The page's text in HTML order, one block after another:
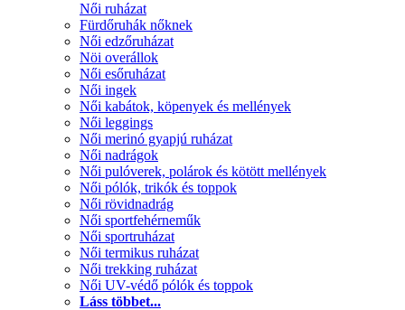
Női ruházat
Fürdőruhák nőknek
Női edzőruházat
Nöi overállok
Női esőruházat
Női ingek
Női kabátok, köpenyek és mellények
Női leggings
Női merinó gyapjú ruházat
Női nadrágok
Női pulóverek, polárok és kötött mellények
Női pólók, trikók és toppok
Női rövidnadrág
Női sportfehérneműk
Női sportruházat
Női termikus ruházat
Női trekking ruházat
Női UV-védő pólók és toppok
Láss többet...